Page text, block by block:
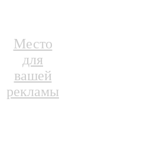
Место
для
вашей
рекламы